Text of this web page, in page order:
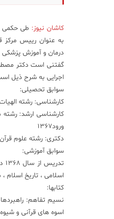
کاشان نیوز: طی حکمی
به عنوان رییس مرکز
درمان و آموزش
اجرایی به شرح ذیل
سوابق تحصیلی:
کارشناسی: رشته
کارشناسی ارشد: رشته
ورود۱۳۶۷
دکتری: رشته علوم
سوابق آموزشی:
اسلامی ، تاریخ اسلام
کتابها:
نسیم تفاهم:
اسوه های قرآنی و